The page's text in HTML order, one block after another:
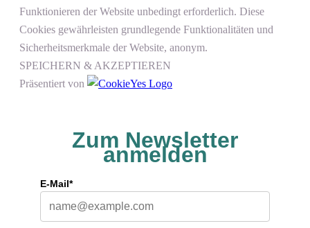
Funktionieren der Website unbedingt erforderlich. Diese
Cookies gewährleisten grundlegende Funktionalitäten und
Sicherheitsmerkmale der Website, anonym.
SPEICHERN & AKZEPTIEREN
Präsentiert von
Zum Newsletter
anmelden
E-Mail*